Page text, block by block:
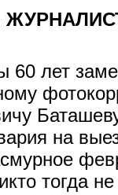
60 лет
на
тогда